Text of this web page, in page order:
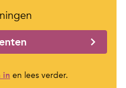
in en lees verder.